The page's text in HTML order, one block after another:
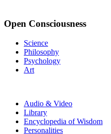
Open Consciousness
Science
Philosophy
Psychology
Art
Audio & Video
Library
Encyclopedia of Wisdom
Personalities